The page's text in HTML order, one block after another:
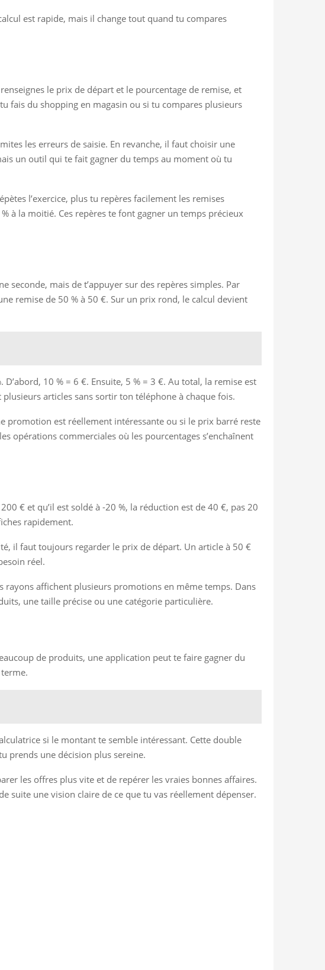
est rapide, mais il change tout quand tu compares
le prix de départ et le pourcentage de remise, et
fais du shopping en magasin ou si tu compares plusieurs
les erreurs de saisie. En revanche, il faut choisir une
un outil qui te fait gagner du temps au moment où tu
l’exercice, plus tu repères facilement les remises
à la moitié. Ces repères te font gagner un temps précieux
seconde, mais de t’appuyer sur des repères simples. Par
remise de 50 % à 50 €. Sur un prix rond, le calcul devient
10 % = 6 €. Ensuite, 5 % = 3 €. Au total, la remise est
articles sans sortir ton téléphone à chaque fois.
promotion est réellement intéressante ou si le prix barré reste
opérations commerciales où les pourcentages s’enchaînent
€ et qu’il est soldé à -20 %, la réduction est de 40 €, pas 20
rapidement.
il faut toujours regarder le prix de départ. Un article à 50 €
réel.
affichent plusieurs promotions en même temps. Dans
une taille précise ou une catégorie particulière.
de produits, une application peut te faire gagner du
si le montant te semble intéressant. Cette double
prends une décision plus sereine.
les offres plus vite et de repérer les vraies bonnes affaires.
suite une vision claire de ce que tu vas réellement dépenser.